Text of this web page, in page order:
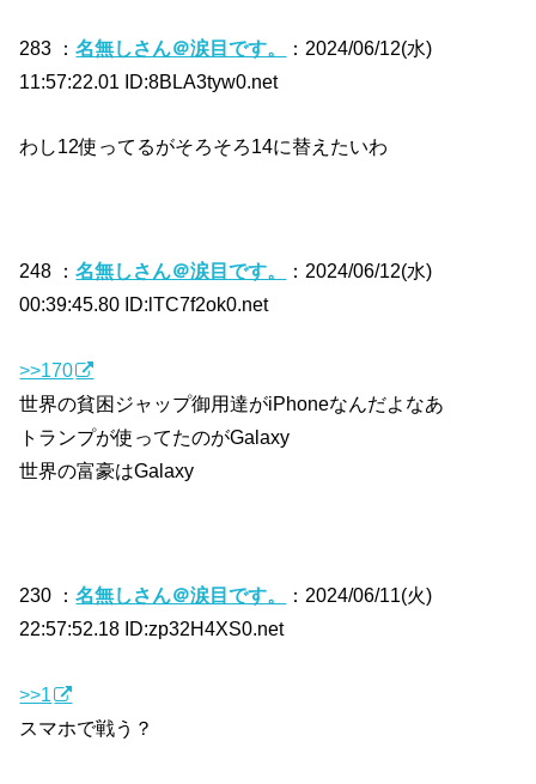
283 ：名無しさん＠涙目です。
：2024/06/12(水)
11:57:22.01 ID:8BLA3tyw0.net
わし12使ってるがそろそろ14に替えたいわ
248 ：名無しさん＠涙目です。
：2024/06/12(水)
00:39:45.80 ID:lTC7f2ok0.net
>>170
世界の貧困ジャップ御用達がiPhoneなんだよなあ
トランプが使ってたのがGalaxy
世界の富豪はGalaxy
230 ：名無しさん＠涙目です。
：2024/06/11(火)
22:57:52.18 ID:zp32H4XS0.net
>>1
スマホで戦う？